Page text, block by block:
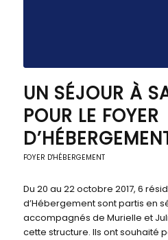
UN SÉJOUR À
POUR LE FOYER
FOYER D'HÉBERGEMENT
Du 20 au 22 octobre 2017, 6
d’Hébergement sont partis en
accompagnés de Murielle et
cette structure. Ils ont souhaité